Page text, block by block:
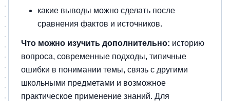
какие выводы можно сделать после
сравнения фактов и источников.
Что можно изучить дополнительно: историю
вопроса, современные подходы, типичные
ошибки в понимании темы, связь с другими
школьными предметами и возможное
практическое применение знаний. Для